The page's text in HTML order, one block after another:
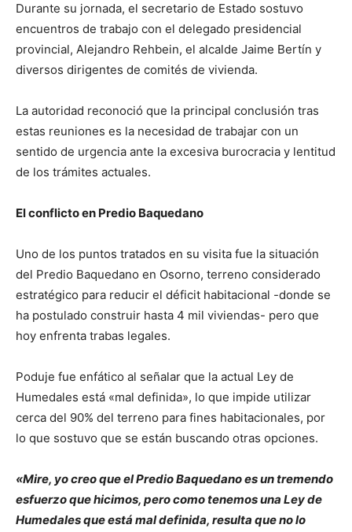
Durante su jornada, el secretario de Estado sostuvo
encuentros de trabajo con el delegado presidencial
provincial, Alejandro Rehbein, el alcalde Jaime Bertín y
diversos dirigentes de comités de vivienda.
La autoridad reconoció que la principal conclusión tras
estas reuniones es la necesidad de trabajar con un
sentido de urgencia ante la excesiva burocracia y lentitud
de los trámites actuales.
El conflicto en Predio Baquedano
Uno de los puntos tratados en su visita fue la situación
del Predio Baquedano en Osorno, terreno considerado
estratégico para reducir el déficit habitacional -donde se
ha postulado construir hasta 4 mil viviendas- pero que
hoy enfrenta trabas legales.
Poduje fue enfático al señalar que la actual Ley de
Humedales está «mal definida», lo que impide utilizar
cerca del 90% del terreno para fines habitacionales, por
lo que sostuvo que se están buscando otras opciones.
«Mire, yo creo que el Predio Baquedano es un tremendo
esfuerzo que hicimos, pero como tenemos una Ley de
Humedales que está mal definida, resulta que no lo